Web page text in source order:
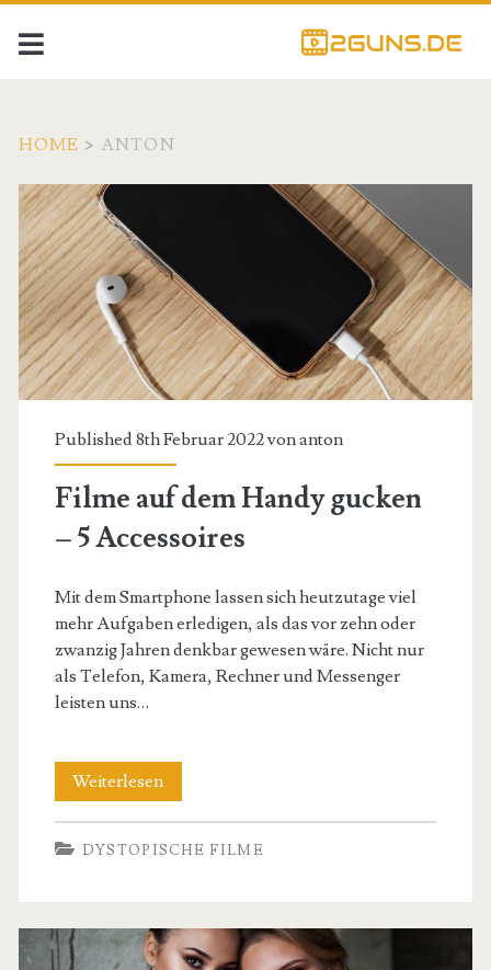
HOME > ANTON
Autor:
<span>anton</span>
Published 8th Februar 2022 vonanton
Filme auf dem Handy gucken
– 5 Accessoires
Mit dem Smartphone lassen sich heutzutage viel
mehr Aufgaben erledigen, als das vor zehn oder
zwanzig Jahren denkbar gewesen wäre. Nicht nur
als Telefon, Kamera, Rechner und Messenger
leisten uns…
WeiterlesenFilme
auf
dem
gucken
DYSTOPISCHE FILME